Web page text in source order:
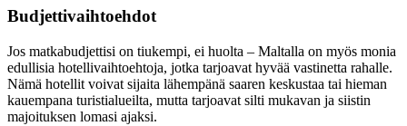
Budjettivaihtoehdot
Jos matkabudjettisi on tiukempi, ei huolta – Maltalla on myös monia
edullisia hotellivaihtoehtoja, jotka tarjoavat hyvää vastinetta rahalle.
Nämä hotellit voivat sijaita lähempänä saaren keskustaa tai hieman
kauempana turistialueilta, mutta tarjoavat silti mukavan ja siistin
majoituksen lomasi ajaksi.